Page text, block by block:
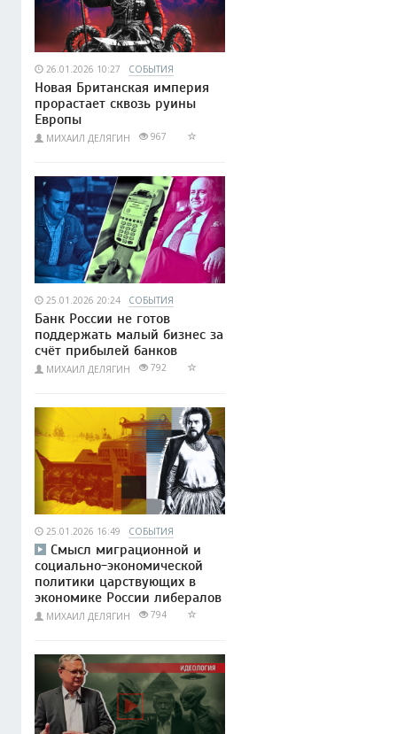
26.01.2026 10:27 СОБЫТИЯ
Новая Британская империя
прорастает сквозь руины
Европы
МИХАИЛ ДЕЛЯГИН 967
25.01.2026 20:24 СОБЫТИЯ
Банк России не готов
поддержать малый бизнес за
счёт прибылей банков
МИХАИЛ ДЕЛЯГИН 792
25.01.2026 16:49 СОБЫТИЯ
Смысл миграционной и
социально-экономической
политики царствующих в
экономике России либералов
МИХАИЛ ДЕЛЯГИН 794